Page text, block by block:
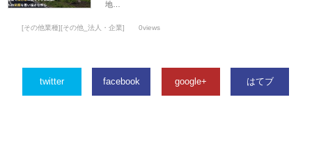
地…
[その他業種][その他_法人・企業] 0views
twitter facebook google+ はてブ